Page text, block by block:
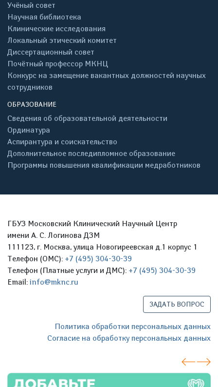
Учёный совет
Научная библиотека
Клинические исследования
Локальный этический комитет
Диссертационный совет
Почётный профессор МКНЦ
Конкурс на замещение вакантных должностей научных
сотрудников
ОБРАЗОВАНИЕ
Сведения об образовательной деятельности
Ординатура
Аспирантура и соискательство
Дополнительное последипломное образование
Программы повышения квалификации медработников
ГБУЗ Московский Клинический Научный Центр
имени А. С. Логинова ДЗМ
111123, г. Москва, улица Новогиреевская д.1 корпус 1
Телефон (ОМС): +7 (495) 304-30-39
Телефон (Платные услуги и ДМС): +7 (495) 304-30-39
Email: info@mknc.ru
ЗАДАТЬ ВОПРОС
Политика обработки персональных данных
Согласие на обработку персональных данных